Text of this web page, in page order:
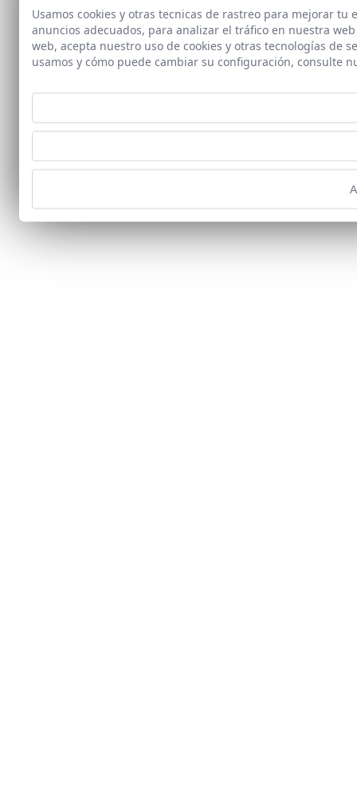
Usamos cookies y otras tecnicas de rastreo para mejorar
anuncios adecuados, para analizar el tráfico en nuestra
web, acepta nuestro uso de cookies y otras tecnologías de
usamos y cómo puede cambiar su configuración, consulte